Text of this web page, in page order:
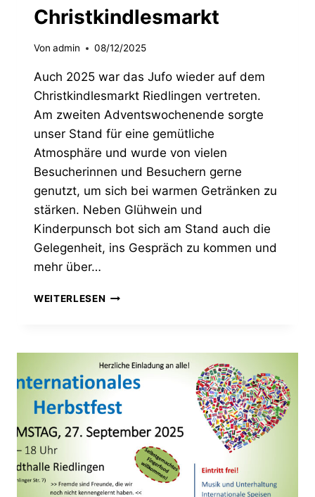
Christkindlesmarkt
Von admin 08/12/2025
Auch 2025 war das Jufo wieder auf dem
Christkindlesmarkt Riedlingen vertreten.
Am zweiten Adventswochenende sorgte
unser Stand für eine gemütliche
Atmosphäre und wurde von vielen
Besucherinnen und Besuchern gerne
genutzt, um sich bei warmen Getränken zu
stärken. Neben Glühwein und
Kinderpunsch bot sich am Stand auch die
Gelegenheit, ins Gespräch zu kommen und
mehr über…
WEITERLESENJUFO-
CHRISTKINDLESMARKT